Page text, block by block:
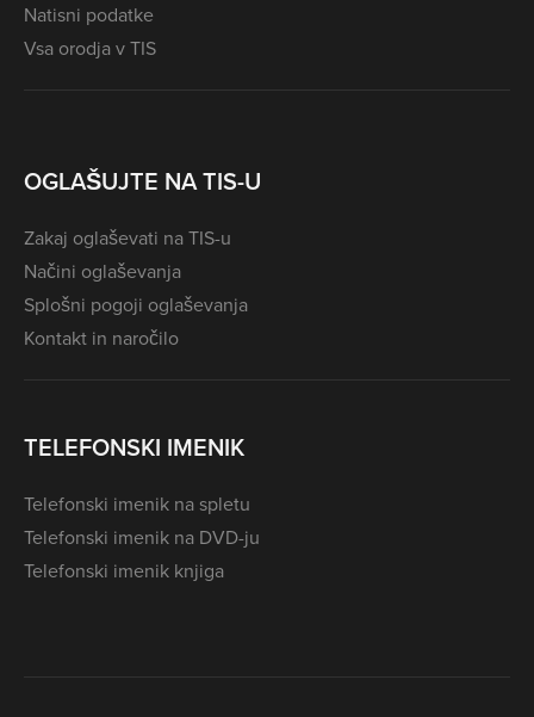
Natisni podatke
Vsa orodja v TIS
OGLAŠUJTE NA TIS-U
Zakaj oglaševati na TIS-u
Načini oglaševanja
Splošni pogoji oglaševanja
Kontakt in naročilo
TELEFONSKI IMENIK
Telefonski imenik na spletu
Telefonski imenik na DVD-ju
Telefonski imenik knjiga